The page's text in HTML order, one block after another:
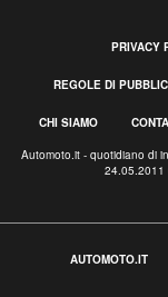
PRIVACY
REGOLE DI
CHI SIAMO
Automoto.it - quotidiano di
24.05.2011
AUTOMOTO.IT